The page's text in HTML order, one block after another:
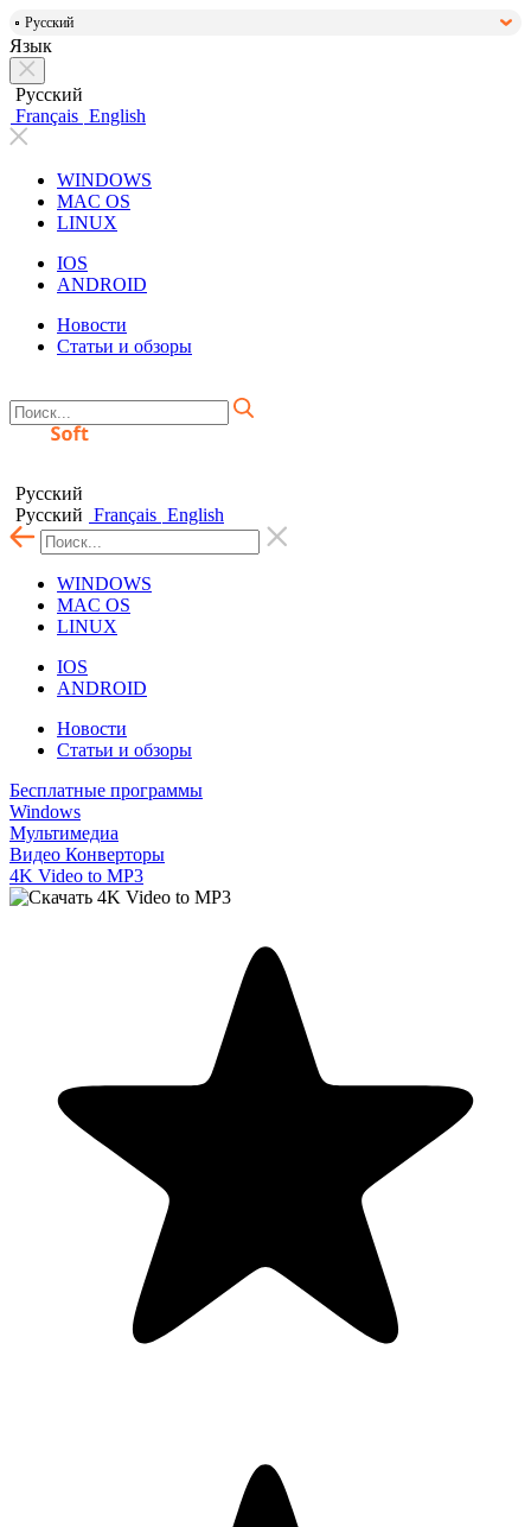
Русский
Язык
Русский
Français English
WINDOWS
MAC OS
LINUX
IOS
ANDROID
Новости
Статьи и обзоры
Русский
Русский Français English
WINDOWS
MAC OS
LINUX
IOS
ANDROID
Новости
Статьи и обзоры
Бесплатные программы
Windows
Мультимедиа
Видео Конверторы
4K Video to MP3